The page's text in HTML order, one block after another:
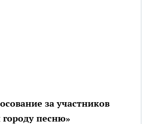
за участников
песню»